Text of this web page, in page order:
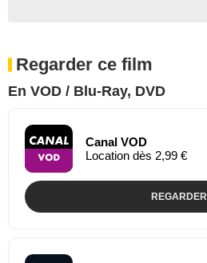
Regarder ce film
En VOD / Blu-Ray, DVD
Canal VOD
Location dès 2,99 €
REGARDER